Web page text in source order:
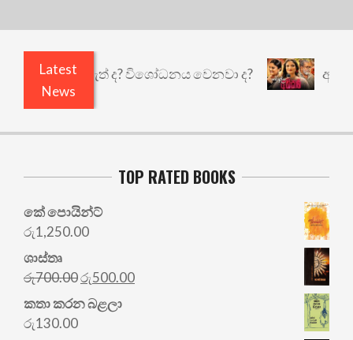
Latest
News
කුඩු නැත් ද? විශෝධනය වෙනවා ද? අභිසාරී:
TOP RATED BOOKS
කේ පොයින්ට්
රු1,250.00
ශාස්තෘ
රු700.00Original
price
was:
රු500.00Current
කතා කරන බළලා
රු130.00